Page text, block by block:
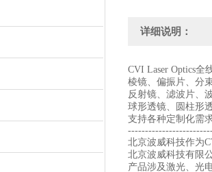
详细说明：
CVI Laser Optics全
棱镜、偏振片、分
反射镜、滤波片、
球形透镜、圆柱形
支持各种定制化需
北京波威科技作为
北京波威科技有限
产品涉及激光、光